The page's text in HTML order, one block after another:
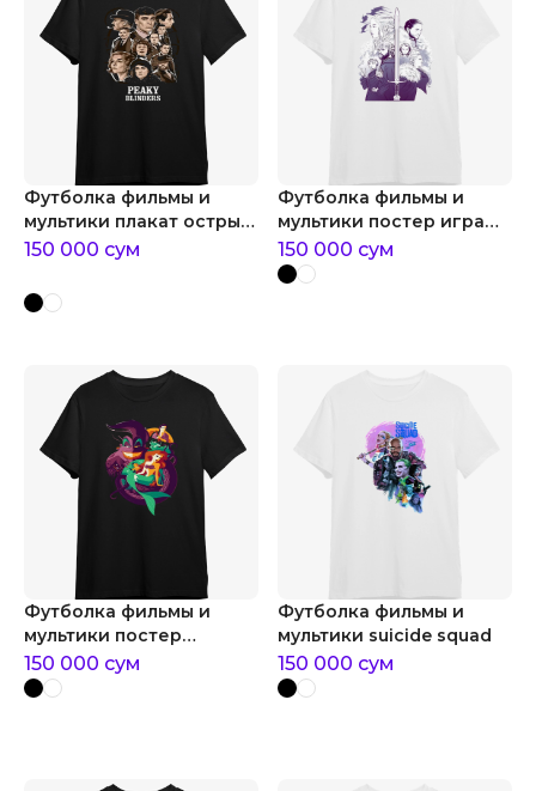
Футболка фильмы и
мультики плакат острые
козырьки
150 000 сум
Футболка фильмы и
мультики постер игра
престолов
150 000 сум
Футболка фильмы и
мультики постер
русалочка
150 000 сум
Футболка фильмы и
мультики suicide squad
150 000 сум